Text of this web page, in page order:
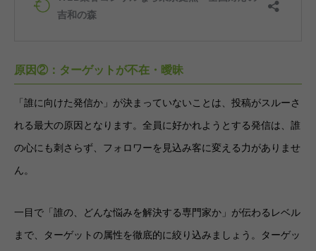
原因②：ターゲットが不在・曖昧
「誰に向けた発信か」が決まっていないことは、投稿がスルーさ
れる最大の原因となります。全員に好かれようとする発信は、誰
の心にも刺さらず、フォロワーを見込み客に変える力がありませ
ん。
一目で「誰の、どんな悩みを解決する専門家か」が伝わるレベル
まで、ターゲットの属性を徹底的に絞り込みましょう。ターゲッ